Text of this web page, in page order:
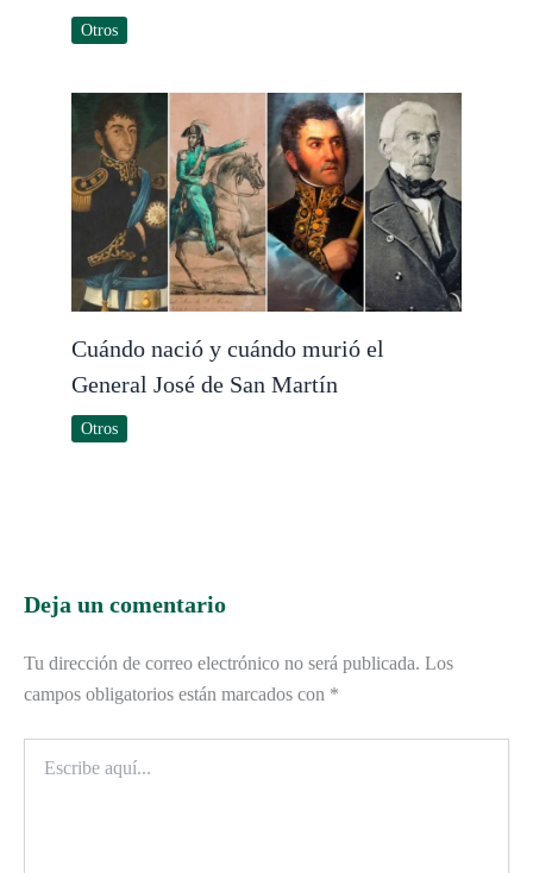
Otros
Cuándo nació y cuándo murió el
General José de San Martín
Otros
Deja un comentario
Tu dirección de correo electrónico no será publicada. Los
campos obligatorios están marcados con *
aquí...